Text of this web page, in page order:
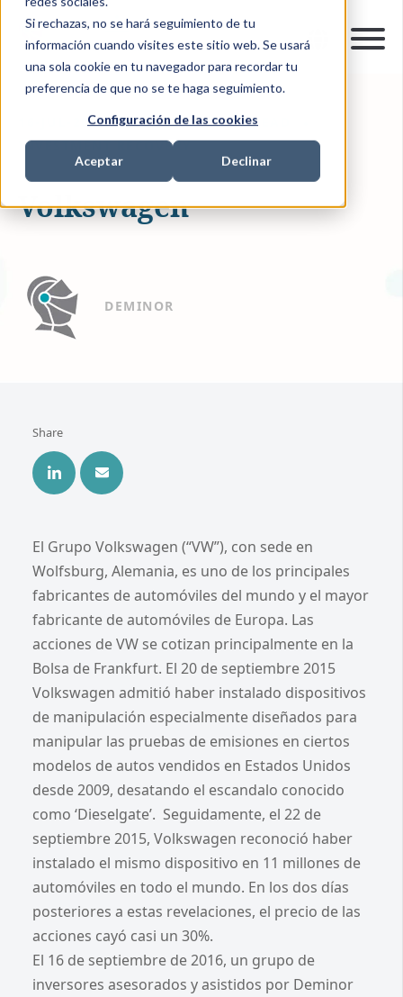
Si rechazas, no se hará seguimiento de tu
información cuando visites este sitio web. Se usará
una sola cookie en tu navegador para recordar tu
preferencia de que no se te haga seguimiento.
Configuración de las cookies
Aceptar Declinar
16-JUL-2019 16:38:20
1 MIN READ
INVESTMENT RECOVERY
Volkswagen
DEMINOR
Share
El Grupo Volkswagen (“VW”), con sede en
Wolfsburg, Alemania, es uno de los principales
fabricantes de automóviles del mundo y el mayor
fabricante de automóviles de Europa. Las
acciones de VW se cotizan principalmente en la
Bolsa de Frankfurt. El 20 de septiembre 2015
Volkswagen admitió haber instalado dispositivos
de manipulación especialmente diseñados para
manipular las pruebas de emisiones en ciertos
modelos de autos vendidos en Estados Unidos
desde 2009, desatando el escandalo conocido
como ‘Dieselgate’. Seguidamente, el 22 de
septiembre 2015, Volkswagen reconoció haber
instalado el mismo dispositivo en 11 millones de
automóviles en todo el mundo. En los dos días
posteriores a estas revelaciones, el precio de las
acciones cayó casi un 30%.
El 16 de septiembre de 2016, un grupo de
inversores asesorados y asistidos por Deminor